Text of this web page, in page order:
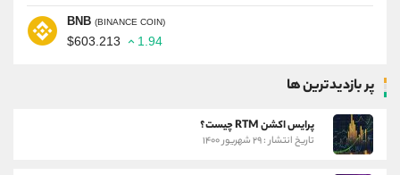
BNB (BINANCE COIN)
$603.213 1.94
پر بازدیدترین ها
پرایس اکشن RTM چیست؟
تاریخ انتشار : ۲۹ شهریور ۱۴۰۰